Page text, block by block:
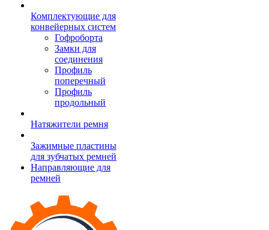
Комплектующие для
конвейерных систем
Гофроборта
Замки для
соединения
Профиль
поперечный
Профиль
продольный
Натяжители ремня
Зажимные пластины
для зубчатых ремней
Направляющие для
ремней